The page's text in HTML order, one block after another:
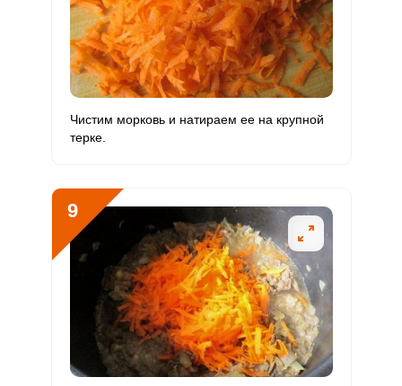
Чистим морковь и натираем ее на крупной
терке.
9